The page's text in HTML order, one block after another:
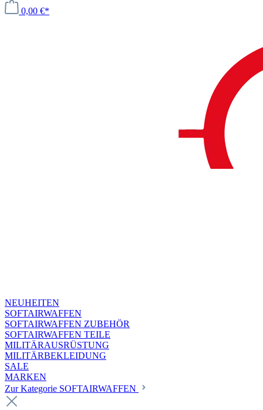
0,00 €*
NEUHEITEN
SOFTAIRWAFFEN
SOFTAIRWAFFEN ZUBEHÖR
SOFTAIRWAFFEN TEILE
MILITÄRAUSRÜSTUNG
MILITÄRBEKLEIDUNG
SALE
MARKEN
Zur Kategorie SOFTAIRWAFFEN